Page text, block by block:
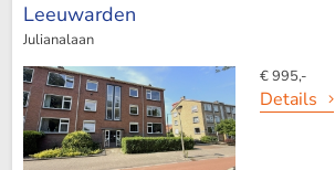
Leeuwarden
Julianalaan
€ 995,-
Details